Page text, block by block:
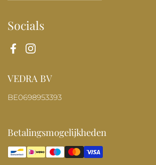
Socials
FacebookInstagram
VEDRA BV
BE0698953393
Betalingsmogelijkheden